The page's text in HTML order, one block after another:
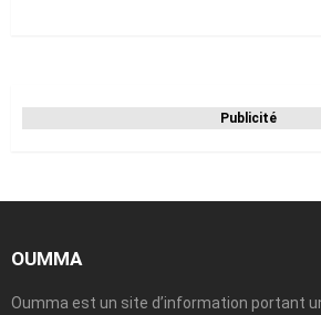
Publicité
OUMMA
Oumma est un site d’information portant